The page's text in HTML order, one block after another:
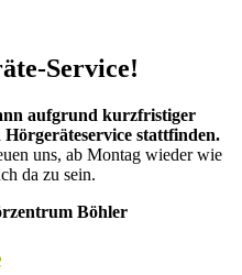
Service!
aufgrund kurzfristiger
stattfinden.
uns, ab Montag wieder wie
da zu sein.
Böhler